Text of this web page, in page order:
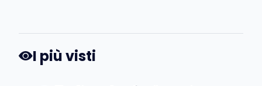
I più visti